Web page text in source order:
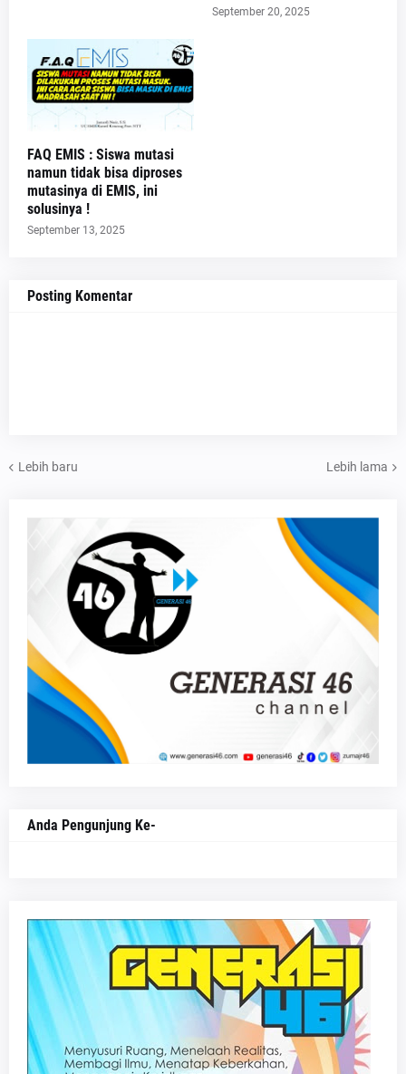
September 20, 2025
FAQ EMIS : Siswa mutasi
namun tidak bisa diproses
mutasinya di EMIS, ini
solusinya !
September 13, 2025
Posting Komentar
Lebih baru Lebih lama
Anda Pengunjung Ke-